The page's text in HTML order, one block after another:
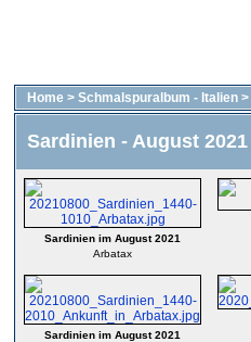
Home > Schmalspuralbum - Italien >
Sardinien - August 2021
Sardinien im August 2021
Arbatax
Sardinien im August 2021